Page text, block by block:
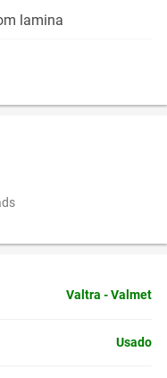
lamina
Valtra - Valmet
Usado